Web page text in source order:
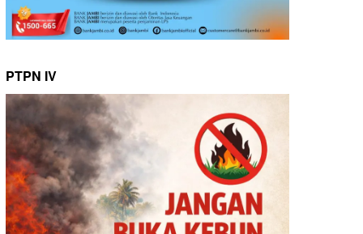
PTPN IV